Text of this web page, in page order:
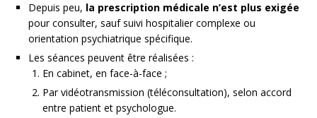
Depuis peu, la prescription médicale n’est plus exigée
pour consulter, sauf suivi hospitalier complexe ou
orientation psychiatrique spécifique.
Les séances peuvent être réalisées :
En cabinet, en face-à-face ;
Par vidéotransmission (téléconsultation), selon accord
entre patient et psychologue.